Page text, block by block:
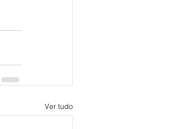
Ver tudo